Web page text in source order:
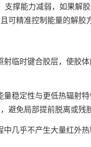
撑能力减弱，如果解
精准控制能量的解胶
时键合胶层，使胶
定性与更低热辐射
避免局部提前脱离或残
乎不产生大量红外